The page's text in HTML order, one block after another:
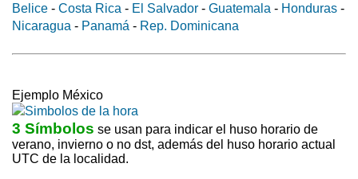
Belice - Costa Rica - El Salvador - Guatemala - Honduras -
Nicaragua - Panamá - Rep. Dominicana
Ejemplo México
3 Símbolos se usan para indicar el huso horario de
verano, invierno o no dst, además del huso horario actual
UTC de la localidad.